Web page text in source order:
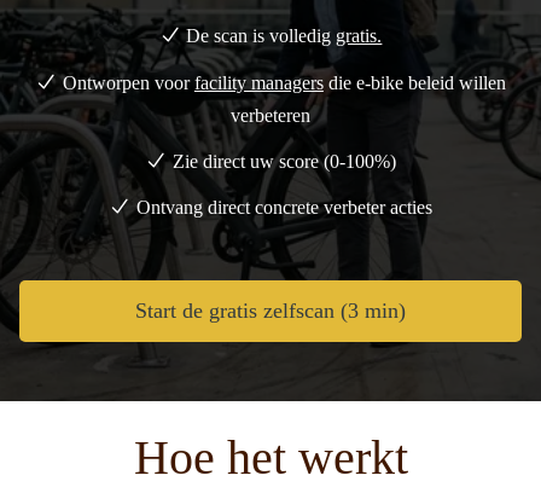
De scan is volledig gratis.
Ontworpen voor facility managersdie e-bike beleid willen
verbeteren
Zie direct uw score (0-100%)
Ontvang direct concrete verbeter acties
Start de gratis zelfscan (3 min)
Hoe het werkt